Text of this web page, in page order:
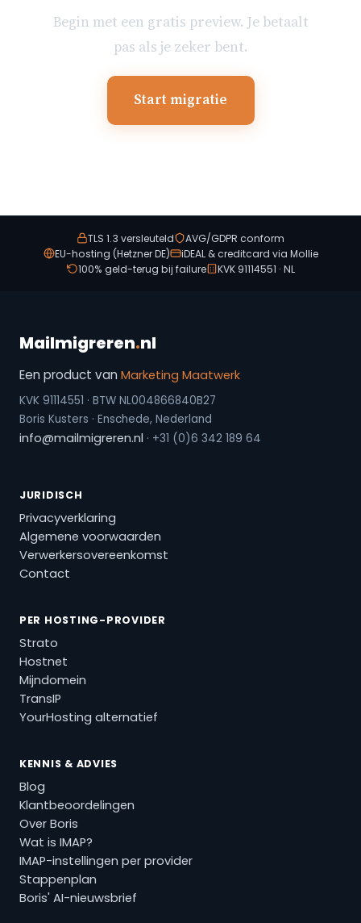
Begin met een gratis preview. Je betaalt
pas als je zeker bent.
Start migratie
TLS 1.3 versleuteld
AVG/GDPR conform
EU-hosting (Hetzner DE)
iDEAL & creditcard via Mollie
100% geld-terug bij failure
KVK 91114551 · NL
Mailmigreren.nl
Een product van Marketing Maatwerk
KVK 91114551 · BTW NL004866840B27
Boris Kusters · Enschede, Nederland
info@mailmigreren.nl · +31 (0)6 342 189 64
JURIDISCH
Privacyverklaring
Algemene voorwaarden
Verwerkersovereenkomst
Contact
PER HOSTING-PROVIDER
Strato
Hostnet
Mijndomein
TransIP
YourHosting alternatief
KENNIS & ADVIES
Blog
Klantbeoordelingen
Over Boris
Wat is IMAP?
IMAP-instellingen per provider
Stappenplan
Boris' AI-nieuwsbrief